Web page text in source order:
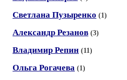
Светлана Пузыренко (1)
Александр Резанов (3)
Владимир Репин (11)
Ольга Рогачева (1)